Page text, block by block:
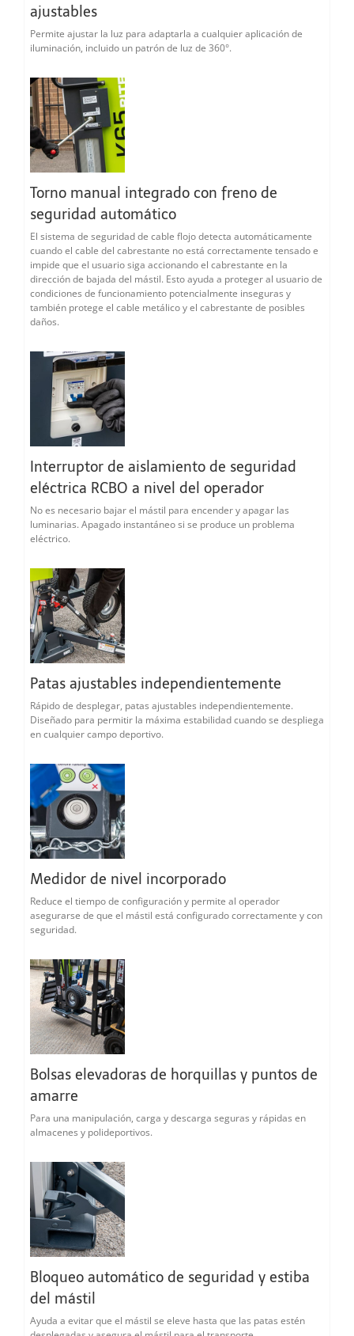
ajustables
Permite ajustar la luz para adaptarla a cualquier aplicación de
iluminación, incluido un patrón de luz de 360°.
Torno manual integrado con freno de
seguridad automático
El sistema de seguridad de cable flojo detecta automáticamente
cuando el cable del cabrestante no está correctamente tensado e
impide que el usuario siga accionando el cabrestante en la
dirección de bajada del mástil. Esto ayuda a proteger al usuario de
condiciones de funcionamiento potencialmente inseguras y
también protege el cable metálico y el cabrestante de posibles
daños.
Interruptor de aislamiento de seguridad
eléctrica RCBO a nivel del operador
No es necesario bajar el mástil para encender y apagar las
luminarias. Apagado instantáneo si se produce un problema
eléctrico.
Patas ajustables independientemente
Rápido de desplegar, patas ajustables independientemente.
Diseñado para permitir la máxima estabilidad cuando se despliega
en cualquier campo deportivo.
Medidor de nivel incorporado
Reduce el tiempo de configuración y permite al operador
asegurarse de que el mástil está configurado correctamente y con
seguridad.
Bolsas elevadoras de horquillas y puntos de
amarre
Para una manipulación, carga y descarga seguras y rápidas en
almacenes y polideportivos.
Bloqueo automático de seguridad y estiba
del mástil
Ayuda a evitar que el mástil se eleve hasta que las patas estén